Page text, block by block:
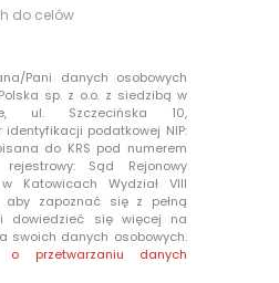
do celów
Pani danych osobowych
sp. z o.o. z siedzibą w
ul. Szczecińska 10,
podatkowej NIP:
do KRS pod numerem
Sąd Rejonowy
Katowicach Wydział VIII
aby zapoznać się z pełną
dowiedzieć się więcej na
swoich danych osobowych.
o przetwarzaniu danych